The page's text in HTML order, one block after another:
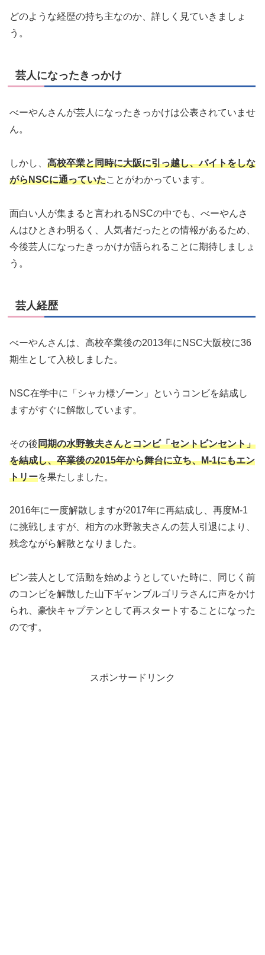
どのような経歴の持ち主なのか、詳しく見ていきましょ
う。
芸人になったきっかけ
べーやんさんが芸人になったきっかけは公表されていませ
ん。
しかし、 高校卒業と同時に大阪に引っ越し、バイトをしな
がらNSCに通っていたことがわかっています。
面白い人が集まると言われるNSCの中でも、べーやんさ
んはひときわ明るく、人気者だったとの情報があるため、
今後芸人になったきっかけが語られることに期待しましょ
う。
芸人経歴
べーやんさんは、高校卒業後の2013年にNSC大阪校に36
期生として入校しました。
NSC在学中に「シャカ様ゾーン」というコンビを結成し
ますがすぐに解散しています。
その後同期の水野敦夫さんとコンビ「セントビンセント」
を結成し、卒業後の2015年から舞台に立ち、M-1にもエン
トリーを果たしました。
2016年に一度解散しますが2017年に再結成し、再度M-1
に挑戦しますが、相方の水野敦夫さんの芸人引退により、
残念ながら解散となりました。
ピン芸人として活動を始めようとしていた時に、同じく前
のコンビを解散した山下ギャンブルゴリラさんに声をかけ
られ、豪快キャプテンとして再スタートすることになった
のです。
スポンサードリンク